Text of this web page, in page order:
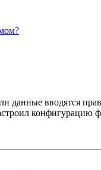
данные вводятся
конфигурацию